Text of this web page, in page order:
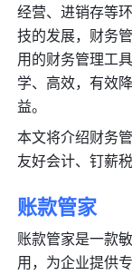
经营、进销存等
技的发展，财务
用的财务管理工
学、高效，有效
益。
本文将介绍财务
友好会计、钉薪
账款管家
账款管家是一款
用，为企业提供